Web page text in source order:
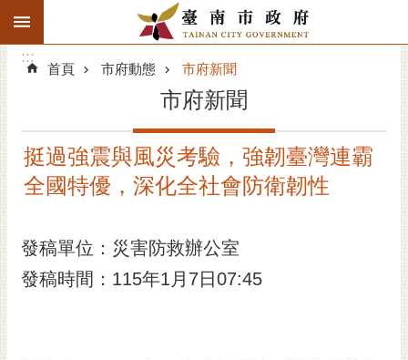
跳到主要內容區塊
搜
階
精彩府城
市府團隊
主題服務
:::
:::
首頁 市府動態 市府新聞
市府新聞
挺過強震與風災考驗，強韌臺灣連霸
全國特優，深化全社會防衛韌性
發稿單位：災害防救辦公室
發稿時間：115年1月7日07:45